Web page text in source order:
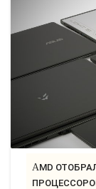
AMD ОТОБРАЛА У INTEL ТРЕТЬ РЫНКА X86-